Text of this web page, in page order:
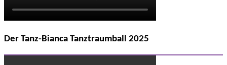
Der Tanz-Bianca Tanztraumball 2025